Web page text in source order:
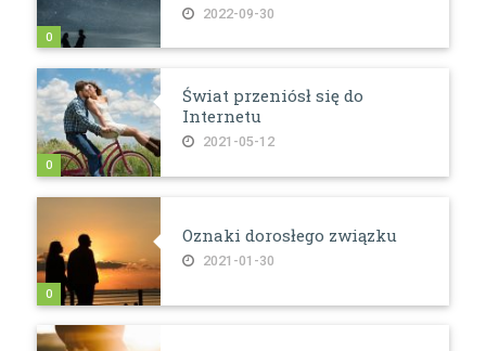
2022-09-30
0
Świat przeniósł się do
Internetu
2021-05-12
0
Oznaki dorosłego związku
2021-01-30
0